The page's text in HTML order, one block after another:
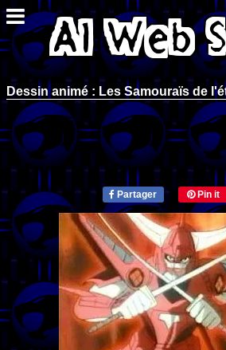
Dessin animé : Les Samouraïs de
Partager Pin it